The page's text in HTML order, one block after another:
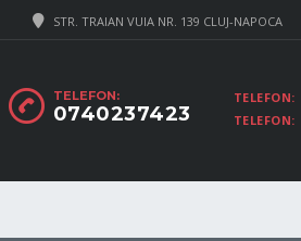
STR. TRAIAN VUIA NR. 139 CLUJ-NAPOCA
TELEFON:
TELEFON:
TELEFON:
0740237423